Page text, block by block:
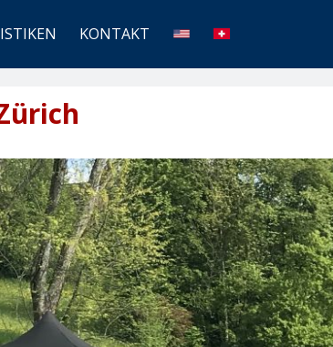
KONTAKT